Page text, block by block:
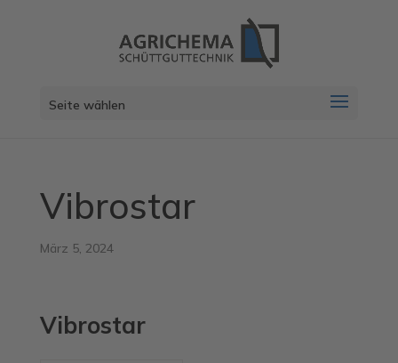
Seite wählen
Vibrostar
März 5, 2024
Vibrostar